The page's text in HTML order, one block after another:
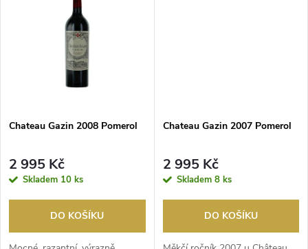
Chateau Gazin 2008 Pomerol
2 995 Kč
Skladem 10 ks
DO KOŠÍKU
Chateau Gazin 2007 Pomerol
2 995 Kč
Skladem 8 ks
DO KOŠÍKU